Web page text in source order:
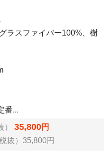
ラスファイバー100%、樹
番...
） 35,800円
抜）35,800円